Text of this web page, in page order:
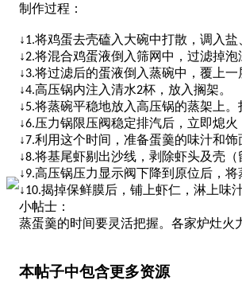
制作过程：
↓1.将鸡蛋去壳磕入大碗中打散，调入盐
↓2.将混合鸡蛋液倒入筛网中，过滤掉泡
↓3.将过滤后的蛋液倒入蒸碗中，覆上一
↓4.高压锅内注入清水2杯，放入搁架。
↓5.将蒸碗平稳地放入高压锅的蒸架上。
↓6.压力锅限压阀稳定排汽后，立即熄
↓7.利用这个时间，准备蛋羹的味汁和饰
↓8.将基尾虾剔出沙线，剥除虾头及壳（
↓9.高压锅压力显示阀下降到原位后，将
↓10.揭掉保鲜膜后，铺上虾仁，淋上味
小帖士：
蒸蛋羹的时间要灵活把握。各家炉灶火
本帖子中包含更多资源